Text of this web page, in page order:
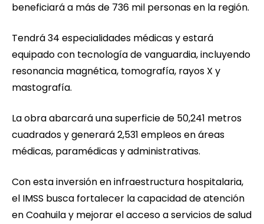
beneficiará a más de 736 mil personas en la región.
Tendrá 34 especialidades médicas y estará
equipado con tecnología de vanguardia, incluyendo
resonancia magnética, tomografía, rayos X y
mastografía.
La obra abarcará una superficie de 50,241 metros
cuadrados y generará 2,531 empleos en áreas
médicas, paramédicas y administrativas.
Con esta inversión en infraestructura hospitalaria,
el IMSS busca fortalecer la capacidad de atención
en Coahuila y mejorar el acceso a servicios de salud